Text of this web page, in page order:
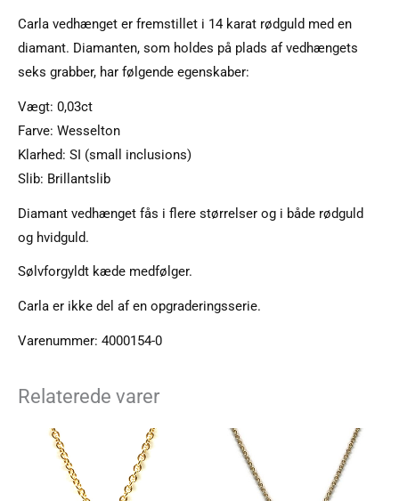
Carla vedhænget er fremstillet i 14 karat rødguld med en
diamant. Diamanten, som holdes på plads af vedhængets
seks grabber, har følgende egenskaber:
Vægt: 0,03ct
Farve: Wesselton
Klarhed: SI (small inclusions)
Slib: Brillantslib
Diamant vedhænget fås i flere størrelser og i både rødguld
og hvidguld.
Sølvforgyldt kæde medfølger.
Carla er ikke del af en opgraderingsserie.
Varenummer: 4000154-0
Relaterede varer